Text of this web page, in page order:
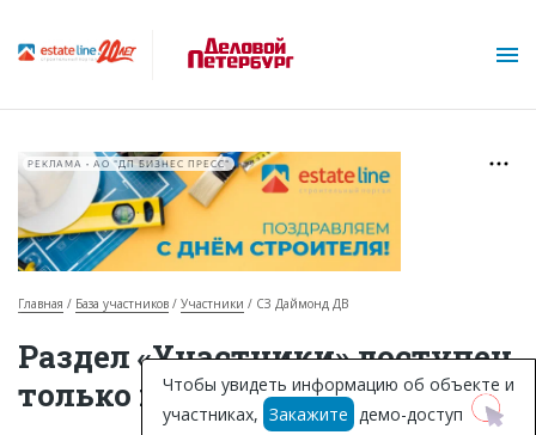
Горячие объекты
База строящихся объектов
РЕКЛАМА • АО "ДП БИЗНЕС ПРЕСС"
Главная База участников Участники СЗ Даймонд ДВ
Раздел «Участники» доступен
только подписчикам
Чтобы увидеть информацию об объекте и
участниках, Закажите демо-доступ